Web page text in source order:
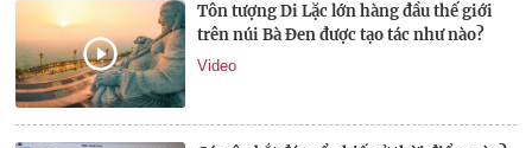
Tôn tượng Di Lặc lớn hàng đầu thế giới
trên núi Bà Đen được tạo tác như nào?
Video